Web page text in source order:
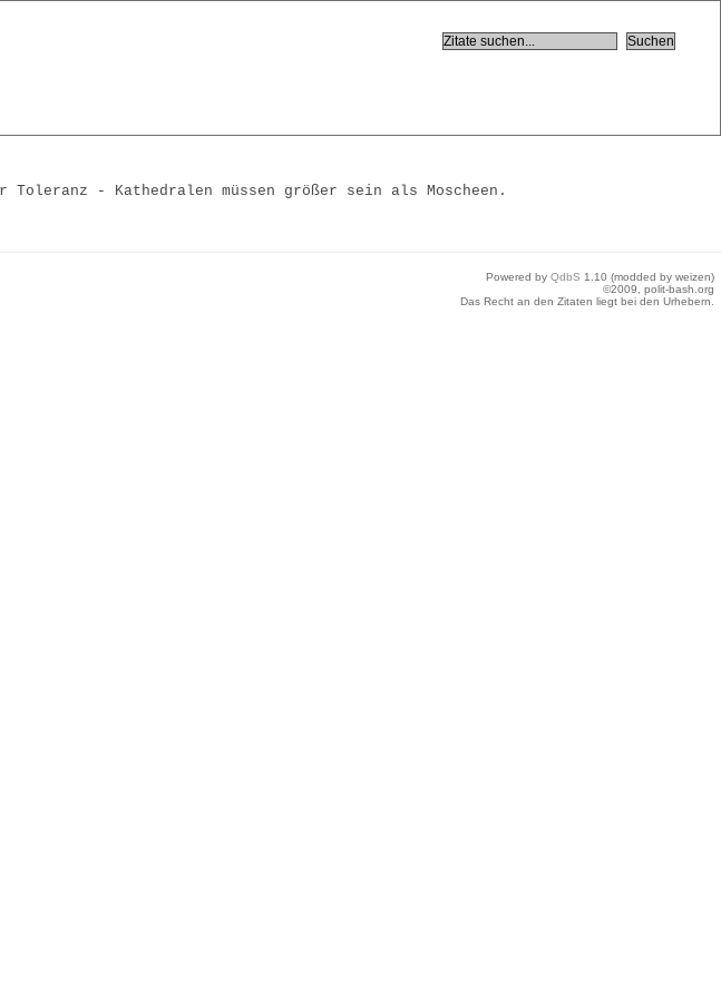
- Kathedralen müssen größer sein als Moscheen.
Powered by QdbS 1.10 (modded by weizen)
©2009, polit-bash.org
Das Recht an den Zitaten liegt bei den Urhebern.